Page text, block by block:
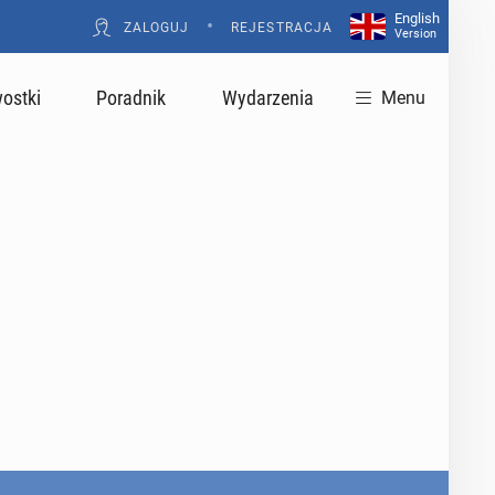
ZALOGUJ • REJESTRACJA
English
Version
Poradnik Wydarzenia Menu